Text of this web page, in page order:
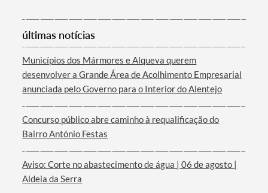
Termo de Pesquisa
Filtros
últimas notícias
Municípios dos Mármores e Alqueva querem
desenvolver a Grande Área de Acolhimento Empresarial
anunciada pelo Governo para o Interior do Alentejo
Concurso público abre caminho à requalificação do
Bairro António Festas
Aviso: Corte no abastecimento de água | 06 de agosto |
Aldeia da Serra